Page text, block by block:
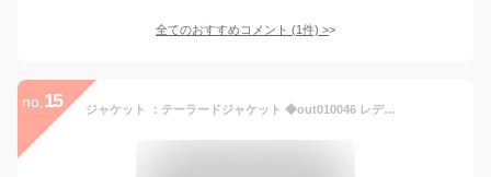
全てのおすすめコメント (1件) >
no. 15 ジャケット ：テーラードジャケット ◆out010046 レディース きれいめ 30代 40代 50代 着やせ 大人 上品 エレガント大きいサイズ アウター 羽織り 高級 裏地付 ストレッチ 洗える フォーマル オフィス カジュアル セレモニー 長袖 春 夏 秋 ネイビー 黒 ベージュ